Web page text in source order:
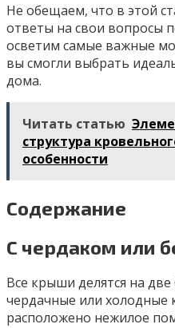
Не обещаем, что в этой
ответы на свои вопросы
осветим самые важные
вы смогли выбрать
дома.
Читать статью
структура
особенности
Содержание
С чердаком или
Все крыши делятся на
чердачные или
расположено нежилое